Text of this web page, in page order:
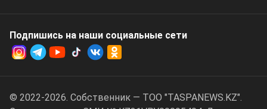
Подпишись на наши социальные cети
© 2022-2026. Собственник — ТОО "TASPANEWS.KZ".